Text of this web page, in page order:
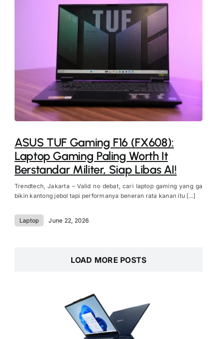
ASUS TUF Gaming F16 (FX608):
Laptop Gaming Paling Worth It
Berstandar Militer, Siap Libas AI!
Trendtech, Jakarta – Valid no debat, cari laptop gaming yang ga
bikin kantong jebol tapi performanya beneran rata kanan itu [...]
Laptop June 22, 2026
LOAD MORE POSTS